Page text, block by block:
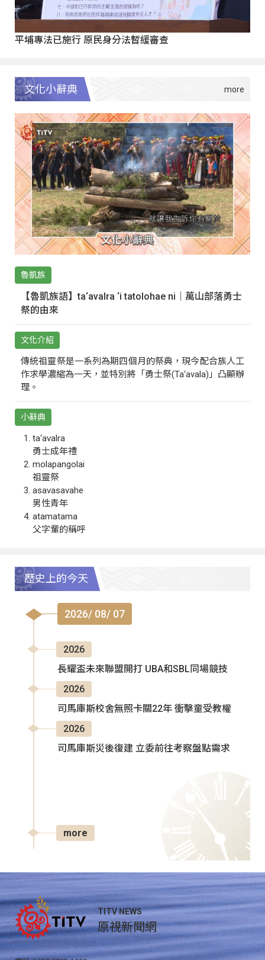
平埔專法已施行 原民身分法暫緩審查
文化小辭典
魯凱族
【魯凱族語】ta‘avalra ‘i tatolohae ni｜萬山部落勇士
祭的由來
文化介紹
傳統祖靈祭是一系列為期四個月的祭典，現今配合族人工
作求學濃縮為一天，並特別將「勇士祭(Ta‘avala)」凸顯辦
理。
小辭典
ta‘avalra
勇士成年禮
molapangolai
祖靈祭
asavasavahe
男性青年
atamatama
父字輩的稱呼
歷史上的今天
2026/ 08/ 07
2026
長耀盃未來聯盟開打 UBA和SBL同場競技
2026
司馬庫斯校舍無照卡關22年 衝擊童受教權
2026
司馬庫斯災後復建 立委前往考察盤點需求
more
TITV NEWS
原視新聞網